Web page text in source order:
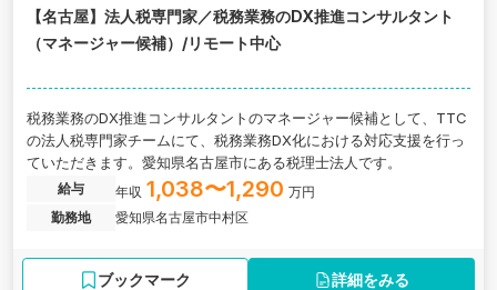
【名古屋】法人税専門家／税務業務のDX推進コンサルタント
（マネージャー候補）/リモート中心
税務業務のDX推進コンサルタントのマネージャー候補として、TTC
の法人税専門家チームにて、税務業務DX化における対応支援を行っ
ていただきます。愛知県名古屋市にある税理士法人です。
給与 年収 1,038〜1,290 万円
勤務地
愛知県名古屋市中村区
ブックマーク 詳細をみる